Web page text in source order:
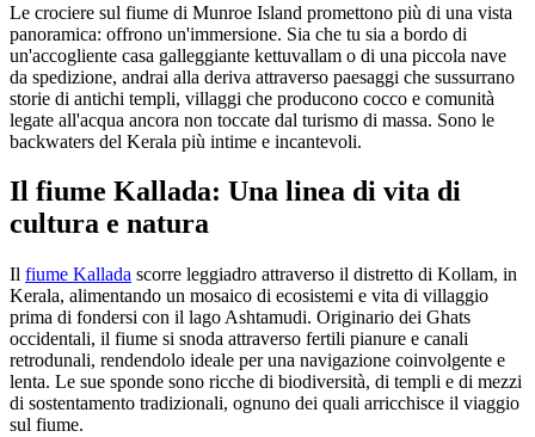
Le crociere sul fiume di Munroe Island promettono più di una vista
panoramica: offrono un'immersione. Sia che tu sia a bordo di
un'accogliente casa galleggiante kettuvallam o di una piccola nave
da spedizione, andrai alla deriva attraverso paesaggi che sussurrano
storie di antichi templi, villaggi che producono cocco e comunità
legate all'acqua ancora non toccate dal turismo di massa. Sono le
backwaters del Kerala più intime e incantevoli.
Il fiume Kallada: Una linea di vita di
cultura e natura
Il fiume Kallada scorre leggiadro attraverso il distretto di Kollam, in
Kerala, alimentando un mosaico di ecosistemi e vita di villaggio
prima di fondersi con il lago Ashtamudi. Originario dei Ghats
occidentali, il fiume si snoda attraverso fertili pianure e canali
retrodunali, rendendolo ideale per una navigazione coinvolgente e
lenta. Le sue sponde sono ricche di biodiversità, di templi e di mezzi
di sostentamento tradizionali, ognuno dei quali arricchisce il viaggio
sul fiume.